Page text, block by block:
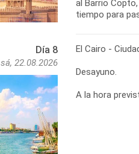
al Barrio
tiempo para
Día 8
sá, 22.08.2026
El Cairo -
Desayuno.
A la hora